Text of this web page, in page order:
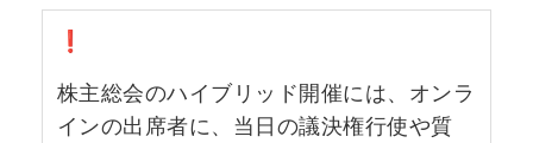
❗️
株主総会のハイブリッド開催には、オンラ
インの出席者に、当日の議決権行使や質